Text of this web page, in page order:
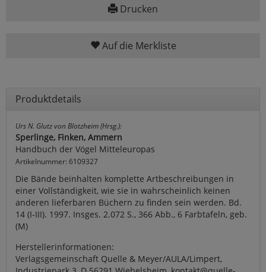
Drucken
Auf die Merkliste
Produktdetails
Urs N. Glutz von Blotzheim (Hrsg.):
Sperlinge, Finken, Ammern
Handbuch der Vögel Mitteleuropas
Artikelnummer: 6109327
Die Bände beinhalten komplette Artbeschreibungen in
einer Vollständigkeit, wie sie in wahrscheinlich keinen
anderen lieferbaren Büchern zu finden sein werden. Bd.
14 (I-III). 1997. Insges. 2.072 S., 366 Abb., 6 Farbtafeln, geb.
(M)
Herstellerinformationen:
Verlagsgemeinschaft Quelle & Meyer/AULA/Limpert,